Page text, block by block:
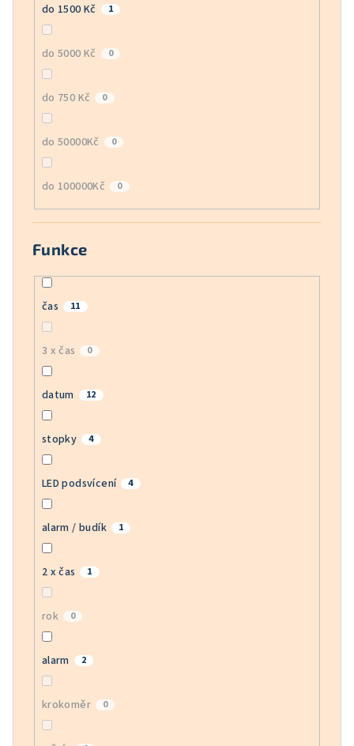
do 1500 Kč 1
do 5000 Kč 0
do 750 Kč 0
do 50000Kč 0
do 100000Kč 0
Funkce
čas 11
3 x čas 0
datum 12
stopky 4
LED podsvícení 4
alarm / budík 1
2 x čas 1
rok 0
alarm 2
krokoměr 0